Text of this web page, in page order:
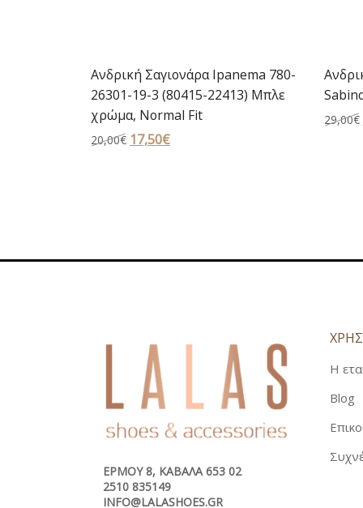
Ανδρική Σαγιονάρα Ipanema 780-
26301-19-3 (80415-22413) Μπλε
χρώμα, Normal Fit
20,00€ Original
17,50€Η
29,00€
ΕΡΜΟΎ 8, ΚΑΒΆΛΑ 653 02
2510 835149
INFO@LALASHOES.GR
Η
Blog